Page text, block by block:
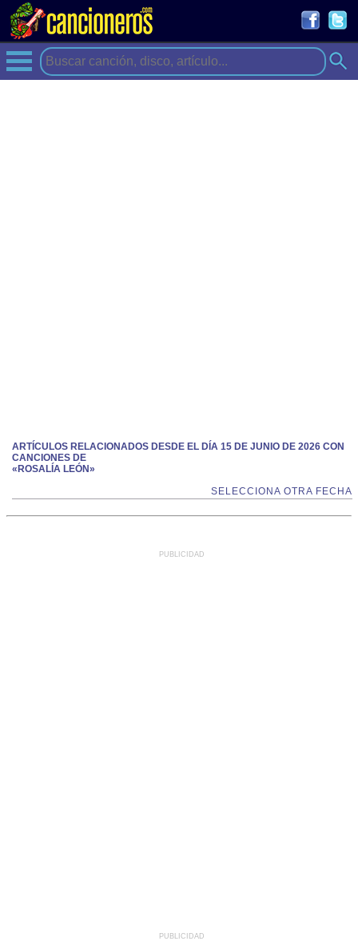
ARTÍCULOS RELACIONADOS DESDE EL DÍA 15 DE JUNIO DE 2026 CON
CANCIONES DE
«ROSALÍA LEÓN»
SELECCIONA OTRA FECHA
PUBLICIDAD
PUBLICIDAD